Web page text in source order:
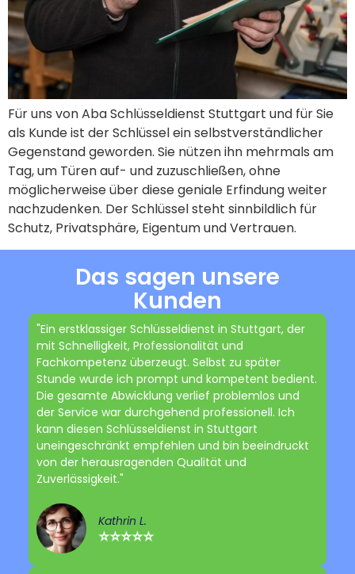
Für uns von Aba Schlüsseldienst Stuttgart und für Sie
als Kunde ist der Schlüssel ein selbstverständlicher
Gegenstand geworden. Sie nützen ihn mehrmals am
Tag, um Türen auf- und zuzuschließen, ohne
möglicherweise über diese geniale Erfindung weiter
nachzudenken. Der Schlüssel steht sinnbildlich für
Schutz, Privatsphäre, Eigentum und Vertrauen.
Das sagen unsere
Kunden
"Ein erstklassiger Schlüsseldienst in Stuttgart, der
mit Schnelligkeit, Professionalität und
Fachkompetenz überzeugt. Selbst zu später
Stunde wurde ich prompt und kompetent bedient.
Die gesamte Abwicklung verlief problemlos und
der Service war durchgehend professionell. Ich
kann diesen Schlüsseldienst in Stuttgart
uneingeschränkt empfehlen und bin beeindruckt
von der herausragenden Qualität und
Zuverlässigkeit."
Kathrin L.
⭐⭐⭐⭐⭐